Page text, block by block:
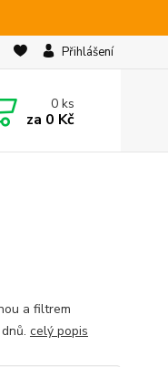
Přihlášení
0ks
za 0 Kč
a filtrem
celý popis